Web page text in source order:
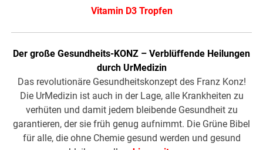
Vitamin D3 Tropfen
Der große Gesundheits-KONZ – Verblüffende Heilungen
durch UrMedizin
Das revolutionäre Gesundheitskonzept des Franz Konz!
Die UrMedizin ist auch in der Lage, alle Krankheiten zu
verhüten und damit jedem bleibende Gesundheit zu
garantieren, der sie früh genug aufnimmt. Die Grüne Bibel
für alle, die ohne Chemie gesund werden und gesund